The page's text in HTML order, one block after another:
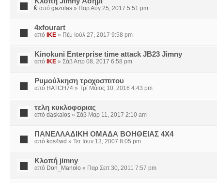
από gazolas » Παρ Αύγ 25, 2017 5:51 pm
4xfourart
από IKE » Πέμ Ιούλ 27, 2017 9:58 pm
Kinokuni Enterprise time attack JB23 Jimny
από IKE » Σάβ Απρ 08, 2017 6:58 pm
Ρυμούλκηση τροχοσπιτου
από HATCH74 » Τρί Μάιος 10, 2016 4:43 pm
τελη κυκλοφοριας
από daskalos » Σάβ Μαρ 11, 2017 2:10 am
ΠΑΝΕΛΛΑΔΙΚΗ ΟΜΑΔΑ ΒΟΗΘΕΙΑΣ 4Χ4
από kos4wd » Τετ Ιουν 13, 2007 8:05 pm
Κλοπή jimny
από Don_Manolo » Παρ Σεπ 30, 2011 7:57 pm